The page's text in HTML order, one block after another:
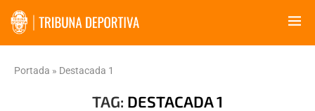
Portada » Destacada 1
TAG: DESTACADA 1